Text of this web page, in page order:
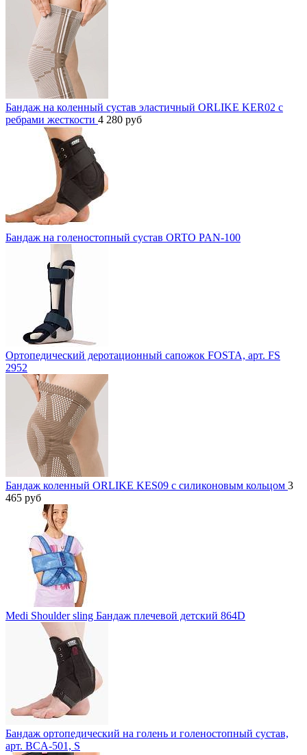
Бандаж на коленный сустав эластичный ORLIKE KER02 с
ребрами жесткости 4 280 руб
Бандаж на голеностопный сустав ORTO PAN-100
Ортопедический деротационный сапожок FOSTA, арт. FS
2952
Бандаж коленный ORLIKE KES09 c силиконовым кольцом 3
465 руб
Medi Shoulder sling Бандаж плечевой детский 864D
Бандаж ортопедический на голень и голеностопный сустав,
арт. BCA-501, S